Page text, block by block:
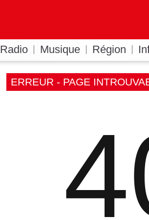
Radio Musique Région
ERREUR - PAGE